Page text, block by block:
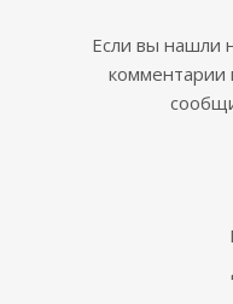
Если вы нашли
комментарии